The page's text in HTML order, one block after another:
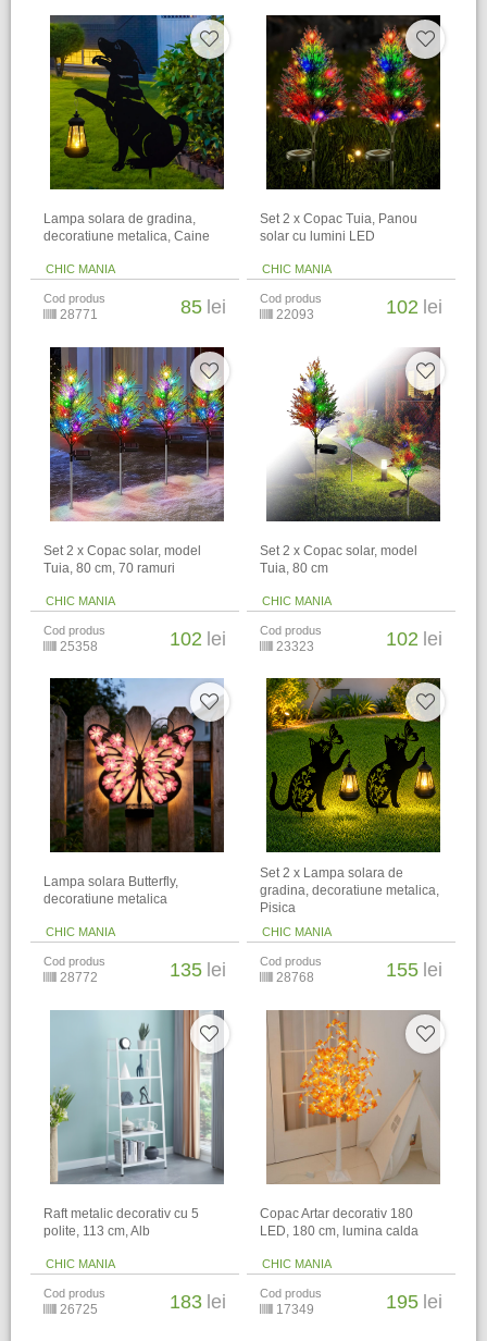
Lampa solara de gradina,
decoratiune metalica, Caine
CHIC MANIA
Cod produs
28771 85 lei
Set 2 x Copac Tuia, Panou
solar cu lumini LED
CHIC MANIA
Cod produs
22093 102 lei
Set 2 x Copac solar, model
Tuia, 80 cm, 70 ramuri
CHIC MANIA
Cod produs
25358 102 lei
Set 2 x Copac solar, model
Tuia, 80 cm
CHIC MANIA
Cod produs
23323 102 lei
Lampa solara Butterfly,
decoratiune metalica
CHIC MANIA
Cod produs
28772 135 lei
Set 2 x Lampa solara de
gradina, decoratiune metalica,
Pisica
CHIC MANIA
Cod produs
28768 155 lei
Raft metalic decorativ cu 5
polite, 113 cm, Alb
CHIC MANIA
Cod produs
26725 183 lei
Copac Artar decorativ 180
LED, 180 cm, lumina calda
CHIC MANIA
Cod produs
17349 195 lei